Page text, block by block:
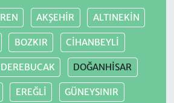
AKŞEHİR ALTINEKİN
BOZKIR CİHANBEYLİ
DEREBUCAK DOĞANHİSAR
EREĞLİ GÜNEYSINIR